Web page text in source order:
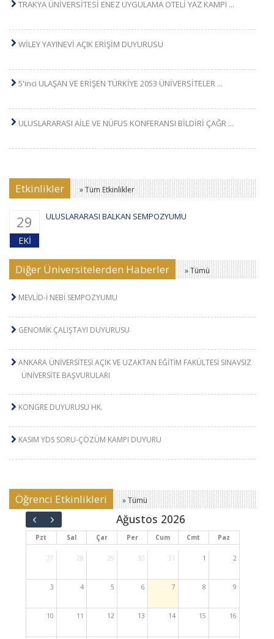
TRAKYA ÜNİVERSİTESİ ENEZ UYGULAMA OTELİ YAZ KAMPI ...
WİLEY YAYINEVİ AÇIK ERİŞİM DUYURUSU
5'inci ULAŞAN VE ERİŞEN TÜRKİYE 2053 ÜNİVERSİTELER ...
ULUSLARARASI AİLE VE NÜFUS KONFERANSI BİLDİRİ ÇAĞR ...
Etkinlikler » Tüm Etkinlikler
29
EKI
ULUSLARARASI BALKAN SEMPOZYUMU
Diğer Üniversitelerden Haberler » Tümü
MEVLİD-İ NEBİ SEMPOZYUMU
GENOMİK ÇALIŞTAYI DUYURUSU
ANKARA ÜNİVERSİTESİ AÇIK VE UZAKTAN EĞİTİM FAKÜLTESİ SINAVSIZ
ÜNİVERSİTE BAŞVURULARI
KONGRE DUYURUSU HK.
KASIM YDS SORU-ÇÖZÜM KAMPI DUYURU
Öğrenci Etkinlikleri » Tümü
Ağustos 2026
Pzt Sal Çar Per Cum Cmt Paz
27 28 29 30 31 1 2
3 4 5 6 7 8 9
10 11 12 13 14 15 16